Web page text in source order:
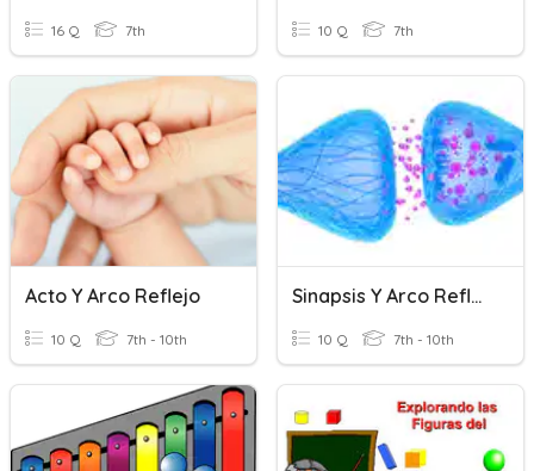
16 Q 7th 10 Q 7th
Acto Y Arco Reflejo
10 Q 7th - 10th
Sinapsis Y Arco Reflejo
10 Q 7th - 10th